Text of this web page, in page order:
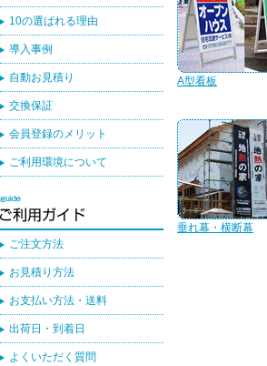
A型看板
垂れ幕・横断幕
10の選ばれる理由
導入事例
自動お見積り
交換保証
会員登録のメリット
ご利用環境について
ご注文方法
お見積り方法
お支払い方法・送料
出荷日・到着日
よくいただく質問